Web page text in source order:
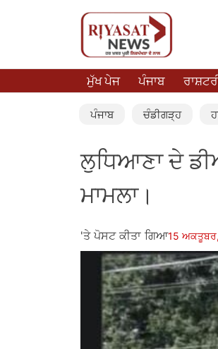
ਮੁੱਖ ਪੇਜ ਪੰਜਾਬ
ਪੰਜਾਬ ਚੰਡੀਗੜ੍ਹ
ਲੁਧਿਆਣਾ ਦੇ
ਮਾਮਲਾ।
'ਤੇ ਪੋਸਟ ਕੀਤਾ ਗਿਆ15